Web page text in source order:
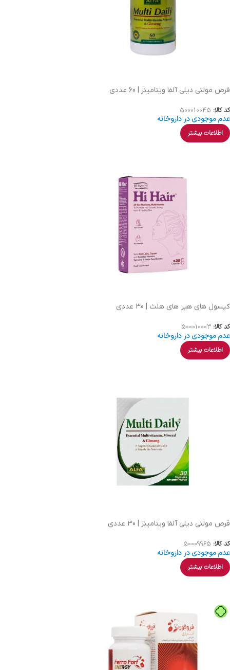
قرص مولتی دیلی آلفا ویتامینز | 60 عددی
کد کالا: 500010045
عدم موجودی در داروخانه
اطلاعات بیشتر
کپسول های هیر های هلث | 30 عددی
کد کالا: 500010003
عدم موجودی در داروخانه
اطلاعات بیشتر
قرص مولتی دیلی آلفا ویتامینز | 30 عددی
کد کالا: 50009965
عدم موجودی در داروخانه
اطلاعات بیشتر